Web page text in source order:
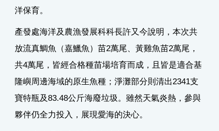
洋保育。
產發處海洋及農漁發展科科長許又今說明，本次共
放流真鯛魚（嘉鱲魚）苗2萬尾、黃雞魚苗2萬尾，
共4萬尾，皆經合格種苗場培育而成，且皆是適合基
隆嶼周邊海域的原生魚種；淨灘部分則清出2341支
寶特瓶及83.48公斤海廢垃圾。雖然天氣炎熱，參與
夥伴仍全力投入，展現愛海的決心。